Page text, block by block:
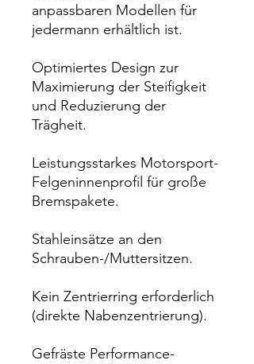
anpassbaren Modellen für
jedermann erhältlich ist.
Optimiertes Design zur
Maximierung der Steifigkeit
und Reduzierung der
Trägheit.
Leistungsstarkes Motorsport-
Felgeninnenprofil für große
Bremspakete.
Stahleinsätze an den
Schrauben-/Muttersitzen.
Kein Zentrierring erforderlich
(direkte Nabenzentrierung).
Gefräste Performance-